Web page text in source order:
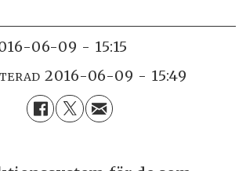
06-09 - 15:15
2016-06-09 - 15:49